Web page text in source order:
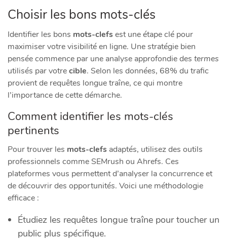
Choisir les bons mots-clés
Identifier les bons mots-clefsest une étape clé pour
maximiser votre visibilité en ligne. Une stratégie bien
pensée commence par une analyse approfondie des termes
utilisés par votrecible. Selon les données, 68% du trafic
provient de requêtes longue traîne, ce qui montre
l’importance de cette démarche.
Comment identifier les mots-clés
pertinents
Pour trouver les mots-clefs adaptés, utilisez des outils
professionnels comme SEMrush ou Ahrefs. Ces
plateformes vous permettent d’analyser la concurrence et
de découvrir des opportunités. Voici une méthodologie
efficace :
Étudiez les requêtes longue traîne pour toucher un
public plus spécifique.